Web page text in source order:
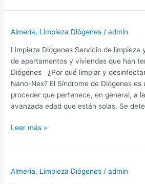
Almería,
Almería, Limpieza Diógenes /admin
Limpieza Diógenes Servicio de
de apartamentos y viviendas que han
Diógenes ¿Por qué limpiar y
Nano-Nex? El Síndrome de Diógenes
proceder que pertenece, en general, a
avanzada edad que están solas. Se
Limpieza
Almería,
Leer más »
Almería, Limpieza Diógenes /admin